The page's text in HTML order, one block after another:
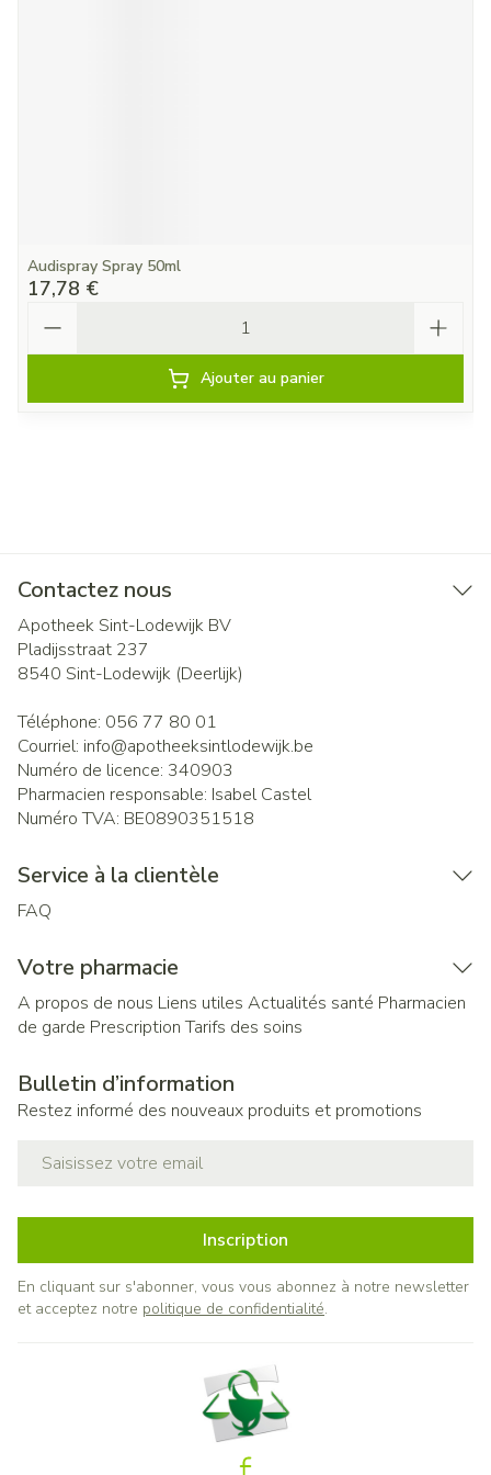
Audispray Spray 50ml
17,78 €
Ajouter au panier
Contactez nous
Apotheek Sint-Lodewijk BV
Pladijsstraat 237
8540 Sint-Lodewijk (Deerlijk)
Téléphone: 056 77 80 01
Courriel: info@apotheeksintlodewijk.be
Numéro de licence: 340903
Pharmacien responsable: Isabel Castel
Numéro TVA: BE0890351518
Service à la clientèle
FAQ
Votre pharmacie
A propos de nous Liens utiles Actualités santé Pharmacien
de garde Prescription Tarifs des soins
Bulletin d’information
Restez informé des nouveaux produits et promotions
Inscription
En cliquant sur s'abonner, vous vous abonnez à notre newsletter
et acceptez notre politique de confidentialité.